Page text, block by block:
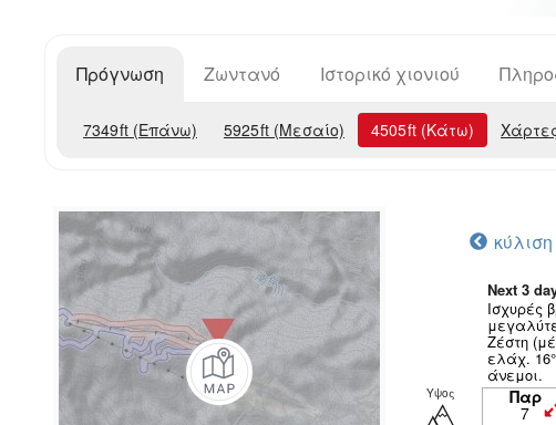
Πρόγνωση Ζωντανό Ιστορικό χιονιού
7349ft (Επάνω) 5925ft (Μεσαίο) 4505ft (Κάτω)
Next 3
Ισχυρές
Ζέστη
ελάχ.
άνεμοι.
Υψος Παρ
7